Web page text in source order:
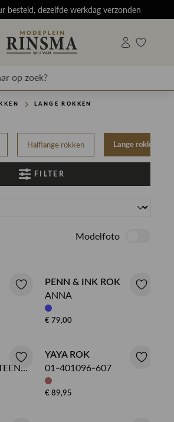
besteld, dezelfde werkdag verzonden
LANGE ROKKEN
Halflange rokken Lange rokken
FILTER
Modelfoto
PENN & INK ROK
ANNA
€ 79,00
YAYA ROK
01-401096-607
€ 89,95